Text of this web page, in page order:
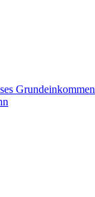
Grundeinkommen